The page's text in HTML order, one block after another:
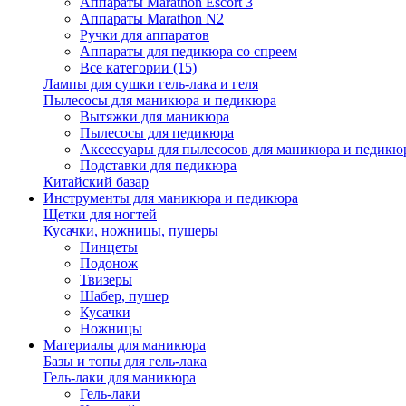
Аппараты Marathon N2
Ручки для аппаратов
Аппараты для педикюра со спреем
Все категории (15)
Лампы для сушки гель-лака и геля
Пылесосы для маникюра и педикюра
Вытяжки для маникюра
Пылесосы для педикюра
Аксессуары для пылесосов для маникюра и
Подставки для педикюра
Китайский базар
Инструменты для маникюра и педикюра
Щетки для ногтей
Кусачки, ножницы, пушеры
Пинцеты
Подонож
Твизеры
Шабер, пушер
Кусачки
Ножницы
Материалы для маникюра
Базы и топы для гель-лака
Гель-лаки для маникюра
Гель-лаки